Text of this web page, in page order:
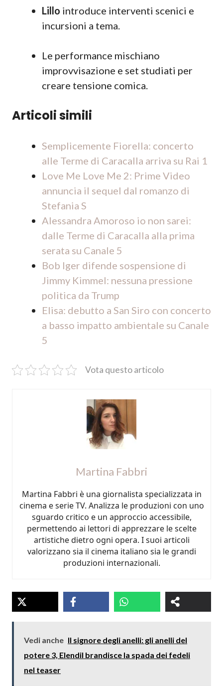
Lillo introduce interventi scenici e
incursioni a tema.
Le performance mischiano
improvvisazione e set studiati per
creare tensione comica.
Articoli simili
Semplicemente Fiorella: concerto
alle Terme di Caracalla arriva su Rai 1
Love Me Love Me 2: Prime Video
annuncia il sequel dal romanzo di
Stefania S
Alessandra Amoroso io non sarei:
dalle Terme di Caracalla alla prima
serata su Canale 5
Bob Iger difende sospensione di
Jimmy Kimmel: nessuna pressione
politica da Trump
Elisa: debutto a San Siro con concerto
a basso impatto ambientale su Canale
5
Vota questo articolo
Martina Fabbri
Martina Fabbri è una giornalista specializzata in
cinema e serie TV. Analizza le produzioni con uno
sguardo critico e un approccio accessibile,
permettendo ai lettori di apprezzare le scelte
artistiche dietro ogni opera. I suoi articoli
valorizzano sia il cinema italiano sia le grandi
produzioni internazionali.
Vedi anche Il signore degli anelli: gli anelli del
potere 3, Elendil brandisce la spada dei fedeli
nel teaser